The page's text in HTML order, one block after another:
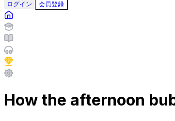
ログイン 会員登録
How the afternoon